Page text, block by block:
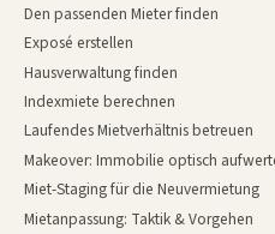
Den passenden Mieter finden
Exposé erstellen
Hausverwaltung finden
Indexmiete berechnen
Laufendes Mietverhältnis betreuen
Makeover: Immobilie optisch
Miet-Staging für die Neuvermietung
Mietanpassung: Taktik & Vorgehen